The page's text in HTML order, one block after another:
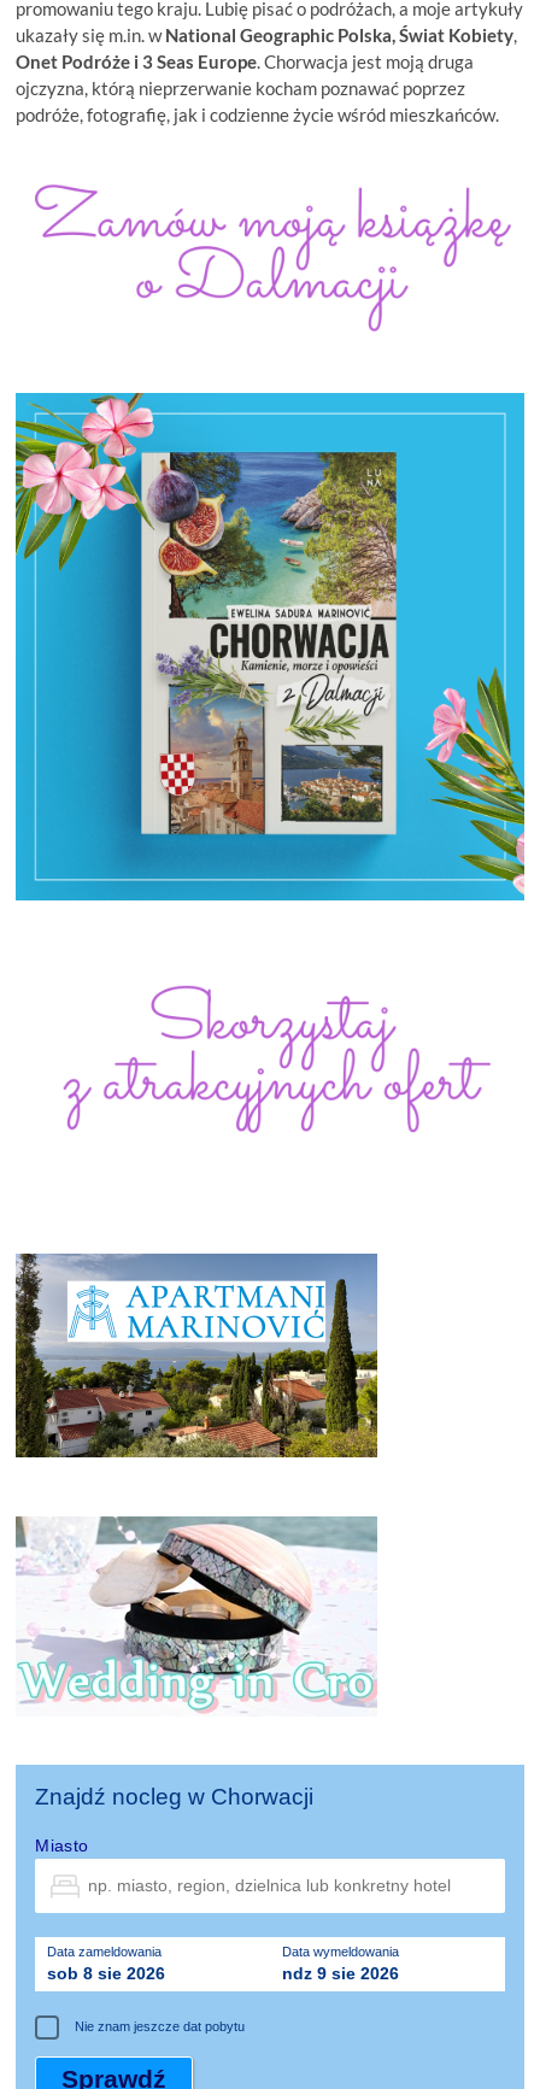
promowaniu tego kraju. Lubię pisać o podróżach, a moje artykuły
ukazały się m.in. wNational Geographic Polska, Świat Kobiety,
Onet Podróże i 3 Seas Europe. Chorwacja jest moją druga
ojczyzna, którą nieprzerwanie kocham poznawać poprzez
podróże, fotografię, jak i codzienne życie wśród mieszkańców.
Znajdź nocleg w Chorwacji
Miasto
Data zameldowania
sob 8 sie 2026
Data wymeldowania
ndz 9 sie 2026
Nie znam jeszcze dat pobytu